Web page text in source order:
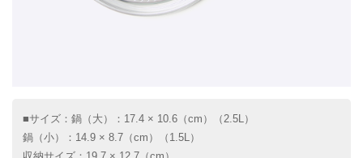
■サイズ：鍋（大）：17.4 × 10.6（cm）（2.5L）
鍋（小）：14.9 × 8.7（cm）（1.5L）